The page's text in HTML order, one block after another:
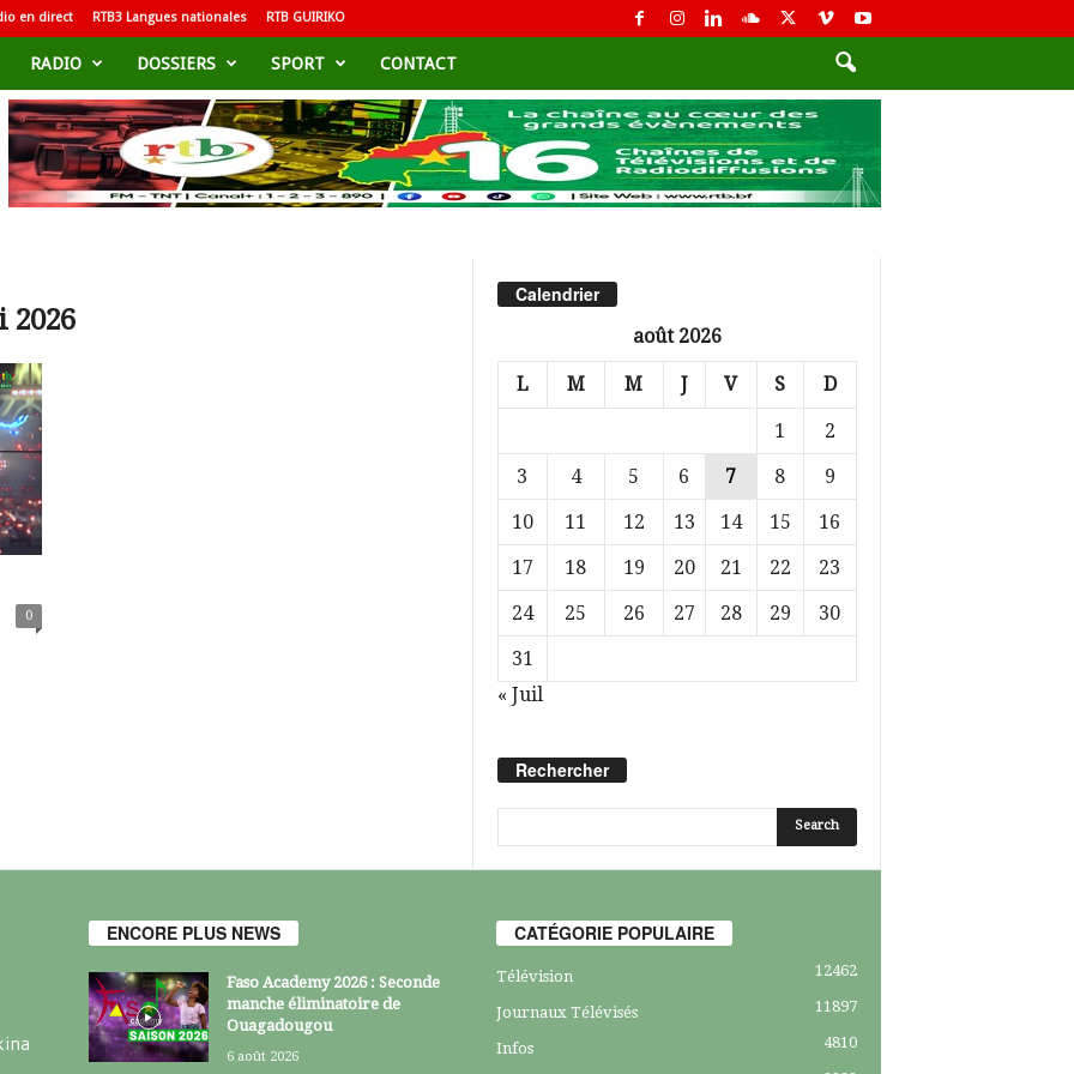
en direct RTB3 Langues nationales RTB GUIRIKO
RADIO DOSSIERS SPORT CONTACT
2026
0
Calendrier
août 2026
L M M J V S D
1
2
3
4 5 6 7 8
9
10
11 12 13 14 15
16
17
18 19 20 21 22
23
24
25 26 27 28 29
30
31
« Juil
Rechercher
ENCORE PLUS NEWS
Faso Academy 2026 : Seconde
manche éliminatoire de
Ouagadougou
6 août 2026
CATÉGORIE POPULAIRE
Télévision 12462
Journaux Télévisés 11897
Infos
4810